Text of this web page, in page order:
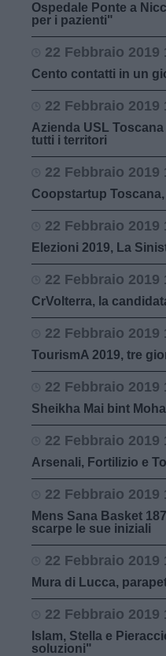
Ospedale Ponte a
per i pazienti"
22 Febbraio 2019
Cento contatti in un
22 Febbraio 2019
Azienda USL
tutti i territori
22 Febbraio 2019
Coopstartup
22 Febbraio 2019
Elezioni 2019, La
22 Febbraio 2019
CrVolterra, la
22 Febbraio 2019
TourismA 2019, tre
22 Febbraio 2019
Sheikha Mai bint
22 Febbraio 2019
Arsenali, Fortilizio e
22 Febbraio 2019
Mens Sana Basket
scarpe le sue iniziali
22 Febbraio 2019
Mura di Lucca,
22 Febbraio 2019
Islam, Stella e
soluzioni"